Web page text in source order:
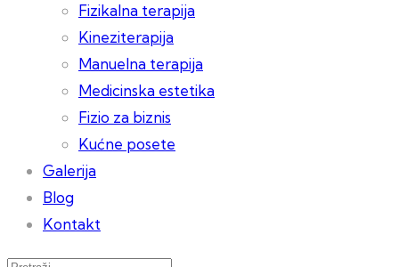
Fizikalna terapija
Kineziterapija
Manuelna terapija
Medicinska estetika
Fizio za biznis
Kućne posete
Galerija
Blog
Kontakt